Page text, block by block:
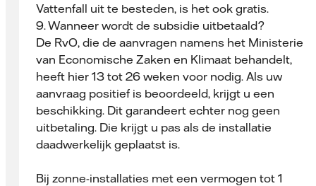
Vattenfall uit te besteden, is het ook gratis.
9. Wanneer wordt de subsidie uitbetaald?
De RvO, die de aanvragen namens het Ministerie
van Economische Zaken en Klimaat behandelt,
heeft hier 13 tot 26 weken voor nodig. Als uw
aanvraag positief is beoordeeld, krijgt u een
beschikking. Dit garandeert echter nog geen
uitbetaling. Die krijgt u pas als de installatie
daadwerkelijk geplaatst is.
Bij zonne-installaties met een vermogen tot 1